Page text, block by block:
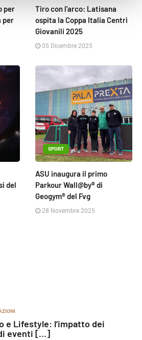
per
per
Tiro con l'arco: Latisana
ospita la Coppa Italia Centri
Giovanili 2025
05 Dicembre 2025
del
SPORT
ASU inaugura il primo
Parkour Wall@by® di
Geogym® del Fvg
28 Novembre 2025
e Lifestyle: l’impatto dei
eventi [...]